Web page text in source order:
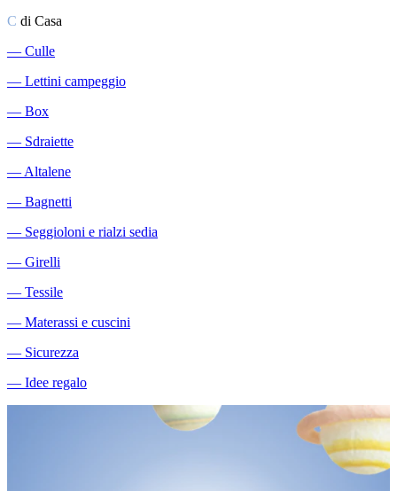
C di Casa
― Culle
― Lettini campeggio
― Box
― Sdraiette
―Altalene
― Bagnetti
― Seggioloni e rialzi sedia
― Girelli
― Tessile
― Materassi e cuscini
― Sicurezza
― Idee regalo